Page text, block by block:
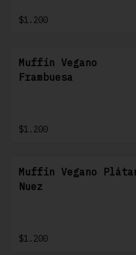
$1.200
Muffin Vegano
Frambuesa
$1.200
Muffin Vegano
Nuez
$1.200